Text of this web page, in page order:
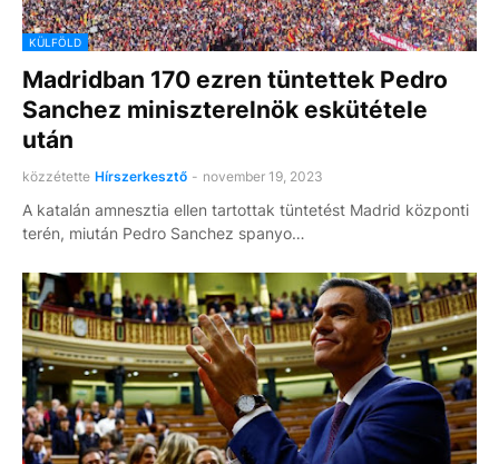
KÜLFÖLD
Madridban 170 ezren tüntettek Pedro
Sanchez miniszterelnök eskütétele
után
közzétette Hírszerkesztő - november 19, 2023
A katalán amnesztia ellen tartottak tüntetést Madrid központi
terén, miután Pedro Sanchez spanyo…